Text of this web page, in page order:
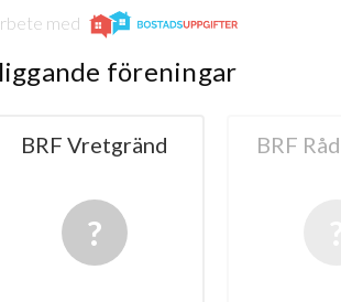
med
föreningar
BRF Rådmannen BRF